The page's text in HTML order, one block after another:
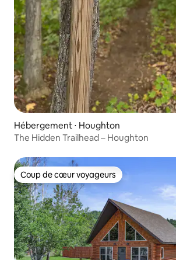
Hébergement ⋅ Houghton
The Hidden Trailhead – Houghton
Coup de cœur voyageurs
Coup de cœur voyageurs